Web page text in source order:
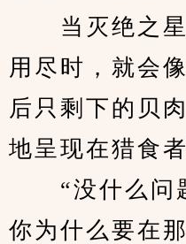
当灭绝之星
用尽时，就会
后只剩下的贝
地呈现在猎食
“没什么问题
你为什么要在